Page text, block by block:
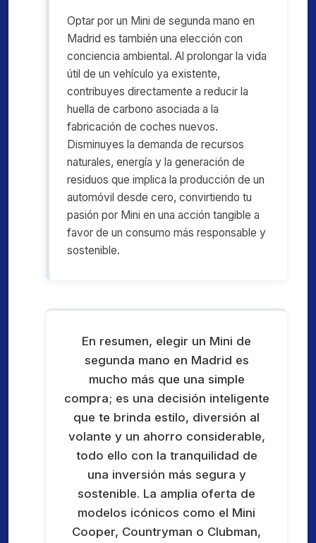
Optar por un Mini de segunda mano en
Madrid es también una elección con
conciencia ambiental. Al prolongar la vida
útil de un vehículo ya existente,
contribuyes directamente a reducir la
huella de carbono asociada a la
fabricación de coches nuevos.
Disminuyes la demanda de recursos
naturales, energía y la generación de
residuos que implica la producción de un
automóvil desde cero, convirtiendo tu
pasión por Mini en una acción tangible a
favor de un consumo más responsable y
sostenible.
En resumen, elegir un Mini de
segunda mano en Madrid es
mucho más que una simple
compra; es una decisión inteligente
que te brinda estilo, diversión al
volante y un ahorro considerable,
todo ello con la tranquilidad de
una inversión más segura y
sostenible. La amplia oferta de
modelos icónicos como el Mini
Cooper, Countryman o Clubman,